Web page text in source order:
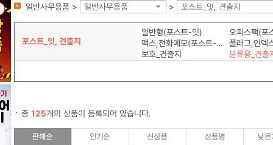
일반사무용품 > 일반사무용품 > 포스트_잇, 견출지
포스트_잇, 견출지
일반형(포스트-잇)
오피스팩(포
팩스,전화메모(포스트-잇)
보호_견출지
분류용_견출
총 125개의 상품이 등록되어 있습니다.